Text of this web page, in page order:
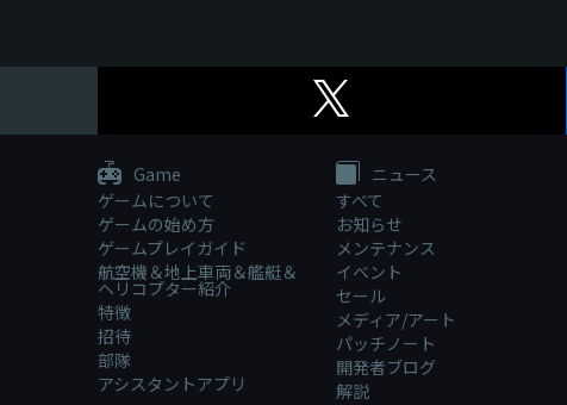
Game
ゲームについて
ゲームの始め方
ゲームプレイガイド
航空機＆地上車両＆艦艇＆
ヘリコプター紹介
特徴
招待
部隊
アシスタントアプリ
ニュース
すべて
お知らせ
メンテナンス
イベント
セール
メディア/アート
パッチノート
開発者ブログ
解説